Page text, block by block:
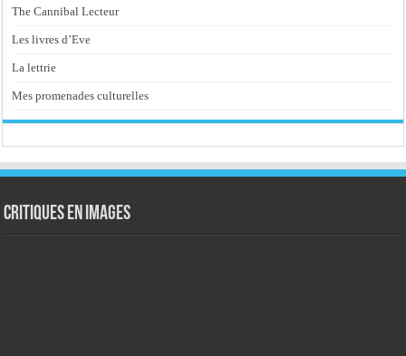
The Cannibal Lecteur
Les livres d’Eve
La lettrie
Mes promenades culturelles
Critiques en images